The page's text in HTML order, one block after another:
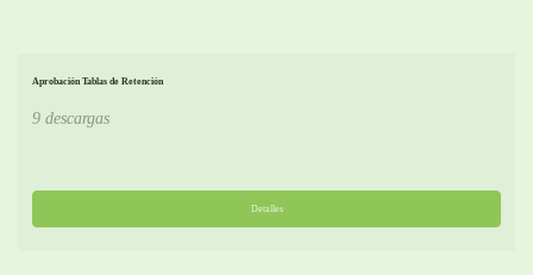
Aprobación Tablas de Retención
9 descargas
Detalles